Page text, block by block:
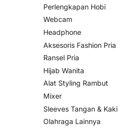
Perlengkapan Hobi
Webcam
Headphone
Aksesoris Fashion Pria
Ransel Pria
Hijab Wanita
Alat Styling Rambut
Mixer
Sleeves Tangan & Kaki
Olahraga Lainnya